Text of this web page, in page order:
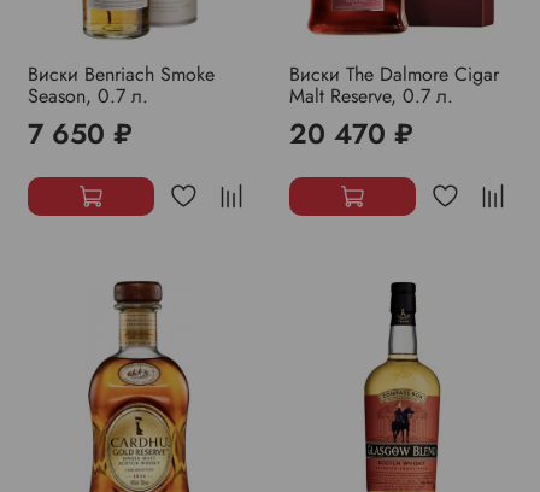
Виски Benriach Smoke
Season, 0.7 л.
7 650 ₽
Виски The Dalmore Cigar
Malt Reserve, 0.7 л.
20 470 ₽